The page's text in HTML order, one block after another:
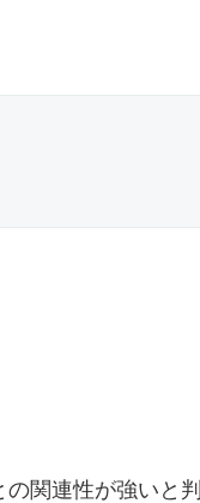
関連性が強いと